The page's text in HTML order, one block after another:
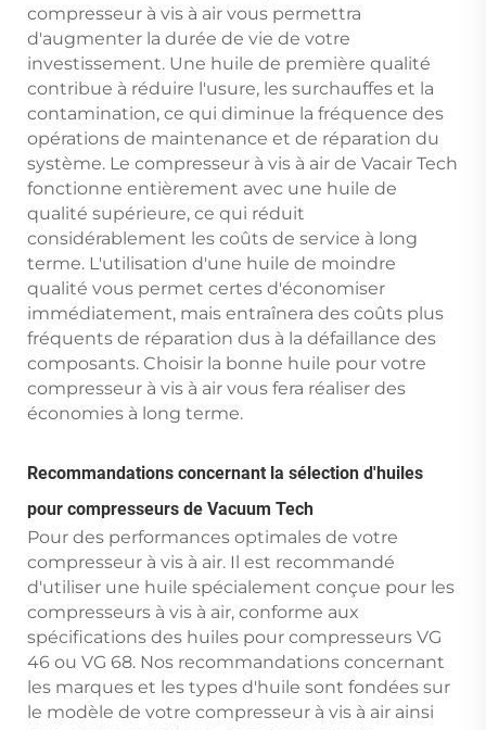
compresseur à vis à air vous permettra
d'augmenter la durée de vie de votre
investissement. Une huile de première qualité
contribue à réduire l'usure, les surchauffes et la
contamination, ce qui diminue la fréquence des
opérations de maintenance et de réparation du
système. Le compresseur à vis à air de Vacair Tech
fonctionne entièrement avec une huile de
qualité supérieure, ce qui réduit
considérablement les coûts de service à long
terme. L'utilisation d'une huile de moindre
qualité vous permet certes d'économiser
immédiatement, mais entraînera des coûts plus
fréquents de réparation dus à la défaillance des
composants. Choisir la bonne huile pour votre
compresseur à vis à air vous fera réaliser des
économies à long terme.
Recommandations concernant la sélection d'huiles
pour compresseurs de Vacuum Tech
Pour des performances optimales de votre
compresseur à vis à air. Il est recommandé
d'utiliser une huile spécialement conçue pour les
compresseurs à vis à air, conforme aux
spécifications des huiles pour compresseurs VG
46 ou VG 68. Nos recommandations concernant
les marques et les types d'huile sont fondées sur
le modèle de votre compresseur à vis à air ainsi